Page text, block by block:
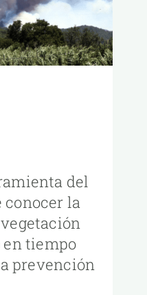
del
conocer la
en tiempo
prevención